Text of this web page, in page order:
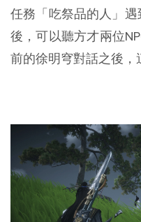
任務「吃祭品的人」
後，可以聽方才兩位
前的徐明穹對話之後，